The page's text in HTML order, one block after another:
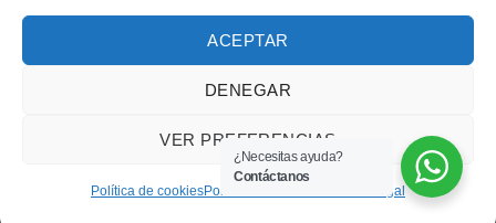
ACEPTAR
DENEGAR
VER PREFERENCIAS
Política de cookiesPolítica de Privacidad Aviso Legal
Diseñado porCreacionesDigitales.es
Canarino SL
¿Necesitas ayuda?
Contáctanos